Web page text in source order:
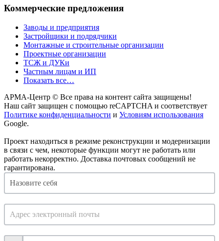
Коммерческие предложения
Заводы и предприятия
Застройщики и подрядчики
Монтажные и строительные организации
Проектные организации
ТСЖ и ДУКи
Частным лицам и ИП
Показать все…
АРМА-Центр ©️ Все права на контент сайта защищены!
Наш сайт защищен с помощью reCAPTCHA и соответствует
Политике конфиденциальности и Условиям использования
Google.
Проект находиться в режиме реконструкции и модернизации
в связи с чем, некоторые функции могут не работать или
работать некорректно. Доставка почтовых сообщений не
гарантирована.
Отклик
на
ваканисю
менеджера